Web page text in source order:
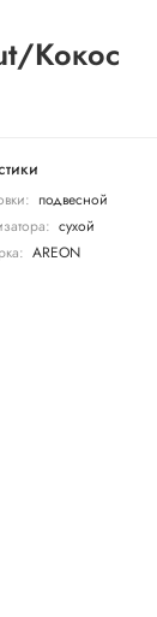
Кокос
подвесной
сухой
AREON